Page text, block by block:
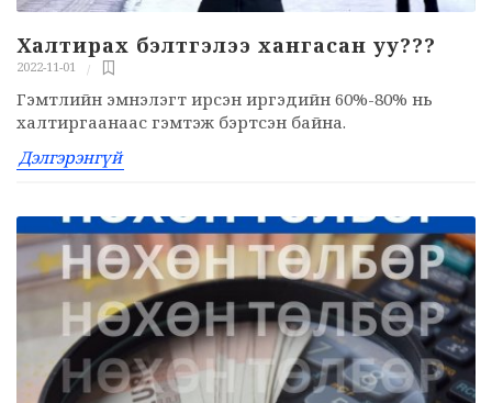
Халтирах бэлтгэлээ хангасан уу???
2022-11-01
Гэмтлийн эмнэлэгт ирсэн иргэдийн 60%-80% нь
халтиргаанаас гэмтэж бэртсэн байна.
Дэлгэрэнгүй